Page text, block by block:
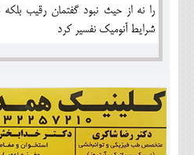
را نه از حیث نبود گفتمان رقیب
شرایط آنومیک نفسیر کرد